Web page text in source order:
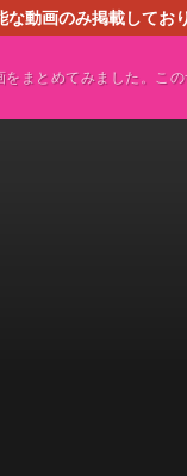
動画のみ掲載して
をまとめてみました。こ